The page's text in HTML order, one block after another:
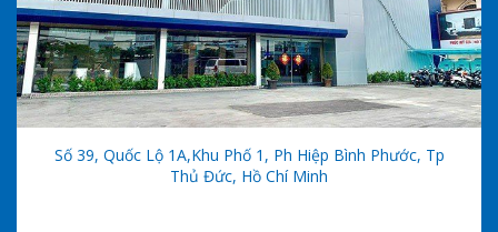
Số 39, Quốc Lộ 1A,khu Phố 1, Ph Hiệp Bình Phước, Tp
Thủ Đức, Hồ Chí Minh